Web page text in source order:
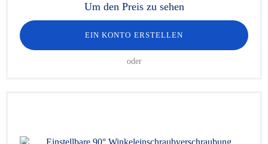
Um den Preis zu sehen
EIN KONTO ERSTELLEN
oder